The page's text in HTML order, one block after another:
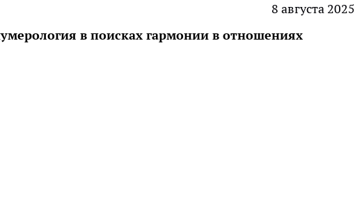
8 августа 2025
в поисках гармонии в отношениях